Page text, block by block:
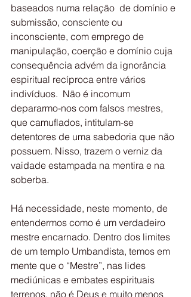
baseados numa relação  de domínio e
submissão, consciente ou
inconsciente, com emprego de
manipulação, coerção e domínio cuja
consequência advém da ignorância
espiritual recíproca entre vários
indivíduos.  Não é incomum
depararmo-nos com falsos mestres,
que camuflados, intitulam-se
detentores de uma sabedoria que não
possuem. Nisso, trazem o verniz da
vaidade estampada na mentira e na
soberba.
Há necessidade, neste momento, de
entendermos como é um verdadeiro
mestre encarnado. Dentro dos limites
de um templo Umbandista, temos em
mente que o “Mestre”, nas lides
mediúnicas e embates espirituais
terrenos, não é Deus e muito menos